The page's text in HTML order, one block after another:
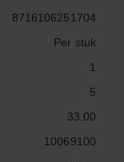
8716106251704
Per stuk
1
5
33.00
10069100